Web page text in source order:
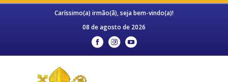
Caríssimo(a) irmão(ã), seja bem-vindo(a)!
08 de agosto de 2026